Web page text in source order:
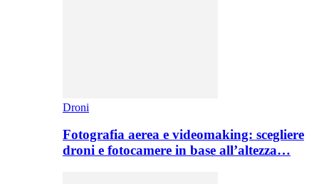
Droni
Fotografia aerea e videomaking: scegliere
droni e fotocamere in base all’altezza…